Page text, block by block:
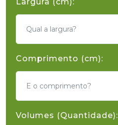
Comprimento (cm):
Volumes (Quantidade):